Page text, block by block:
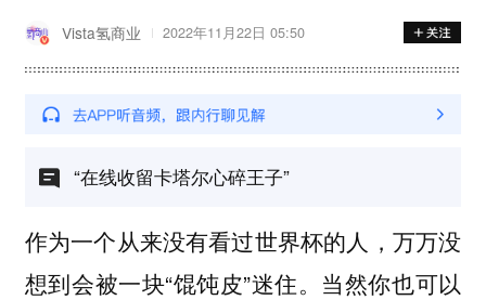
Vista氢商业 2022年11月22日 05:50
“在线收留卡塔尔心碎王子”
作为一个从来没有看过世界杯的人，万万没
想到会被一块“馄饨皮”迷住。当然你也可以